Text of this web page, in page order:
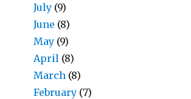
July (9)
June (8)
May (9)
April (8)
March (8)
February (7)